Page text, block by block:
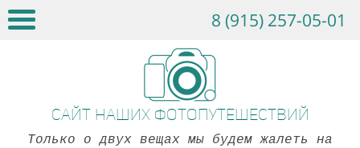
8 (915) 257-05-01
Сайт наших фотопутешествий
Только о двух вещах мы будем жалеть на